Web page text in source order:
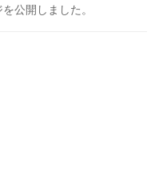
公開しました。